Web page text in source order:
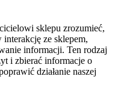
sklepu zrozumieć,
ze sklepem,
informacji. Ten rodzaj
i zbierać informacje o
działanie naszej